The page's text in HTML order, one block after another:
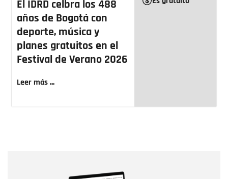
El IDRD celbra los 488
años de Bogotá con
deporte, música y
planes gratuitos en el
Festival de Verano 2026
Leer más ...